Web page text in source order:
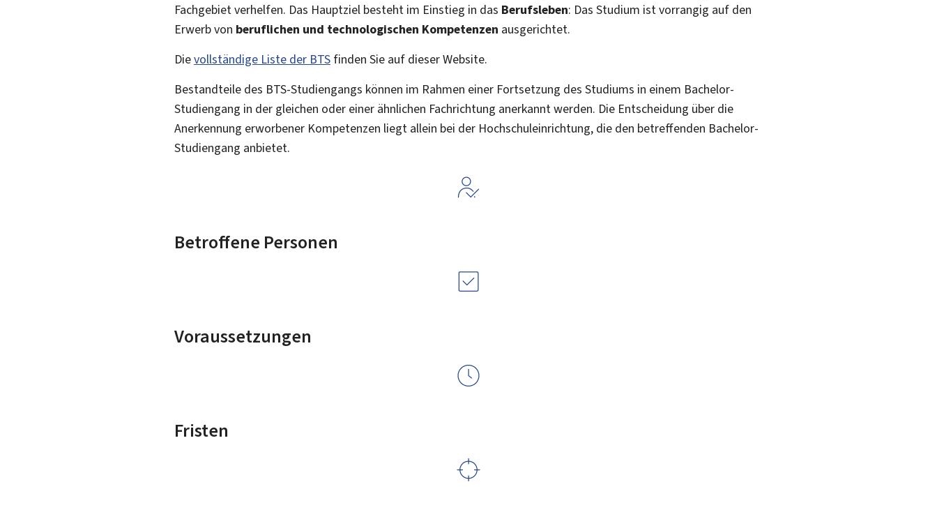
Fachgebiet verhelfen. Das Hauptziel besteht im Einstieg in das Berufsleben: Das Studium ist vorrangig auf den
Erwerb von beruflichen und technologischen Kompetenzen ausgerichtet.
Dievollständige Liste der BTS finden Sie auf dieser Website.
Bestandteile des BTS-Studiengangs können im Rahmen einer Fortsetzung des Studiums in einem Bachelor-
Studiengang in der gleichen oder einer ähnlichen Fachrichtung anerkannt werden. Die Entscheidung über die
Anerkennung erworbener Kompetenzen liegt allein bei der Hochschuleinrichtung, die den betreffenden Bachelor-
Studiengang anbietet.
Betroffene Personen
Voraussetzungen
Fristen